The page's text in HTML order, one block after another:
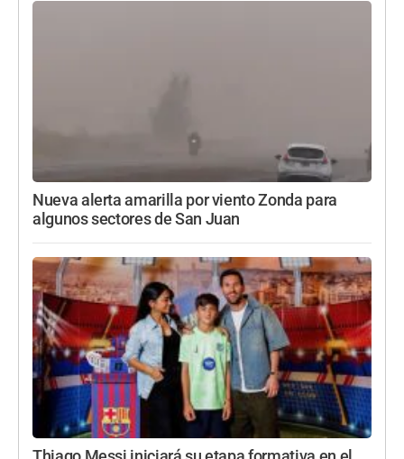
Nueva alerta amarilla por viento Zonda para
algunos sectores de San Juan